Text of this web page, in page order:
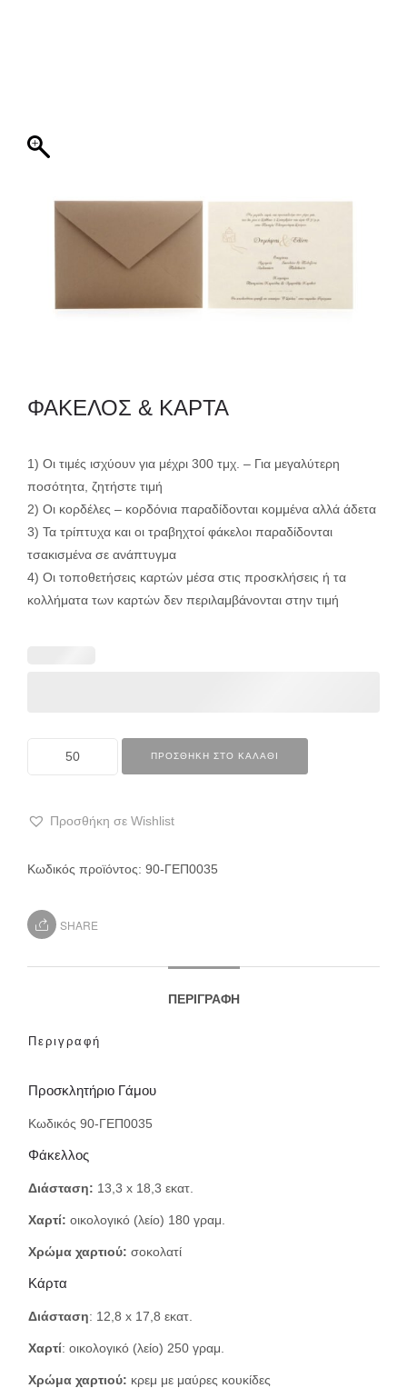
ΕΚΤΥΠΩΣΗ
ΦΑΚΕΛΟΣ & ΚΑΡΤΑ
1) Οι τιμές ισχύουν για μέχρι 300 τμχ. – Για μεγαλύτερη
ποσότητα, ζητήστε τιμή
2) Οι κορδέλες – κορδόνια παραδίδονται κομμένα αλλά άδετα
3) Τα τρίπτυχα και οι τραβηχτοί φάκελοι παραδίδονται
τσακισμένα σε ανάπτυγμα
4) Οι τοποθετήσεις καρτών μέσα στις προσκλήσεις ή τα
κολλήματα των καρτών δεν περιλαμβάνονται στην τιμή
ΠΡΟΣΘΉΚΗ ΣΤΟ ΚΑΛΆΘΙ
Προσθήκη σε Wishlist
Κωδικός προϊόντος: 90-ΓΕΠ0035
SHARE
ΠΕΡΙΓΡΑΦΉ
Περιγραφή
Προσκλητήριο Γάμου
Κωδικός 90-ΓΕΠ0035
Φάκελλος
Διάσταση: 13,3 x 18,3 εκατ.
Χαρτί: οικολογικό (λείο) 180 γραμ.
Χρώμα χαρτιού: σοκολατί
Κάρτα
Διάσταση: 12,8 x 17,8 εκατ.
Χαρτί: οικολογικό (λείο) 250 γραμ.
Χρώμα χαρτιού: κρεμ με μαύρες κουκίδες